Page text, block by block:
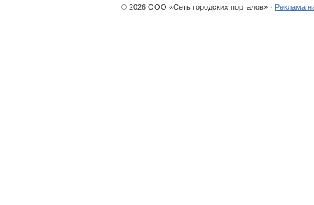
© 2026 ООО «Сеть городских порталов» · Реклама